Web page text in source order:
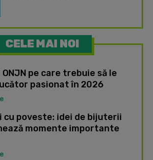
CELE MAI NOI
pe care trebuie să le
pasionat în 2026
cu poveste: idei de bijuterii
momente importante